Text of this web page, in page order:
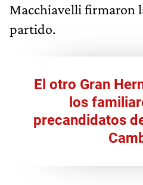
Macchiavelli firmaron
partido.
El otro Gran
los
precandidatos